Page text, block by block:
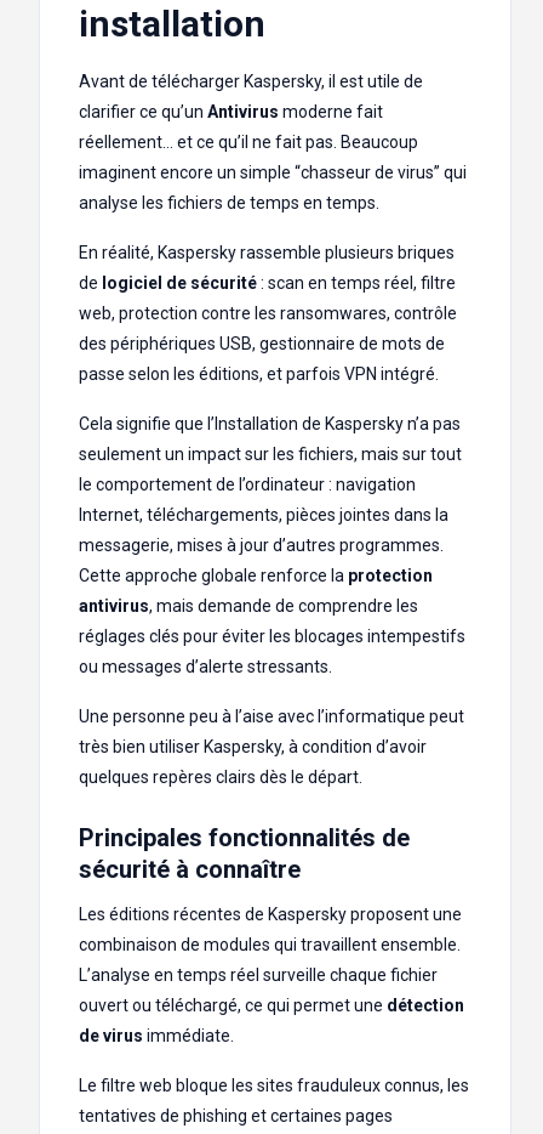
installation
Avant de télécharger Kaspersky, il est utile de
clarifier ce qu’un Antivirus moderne fait
réellement… et ce qu’il ne fait pas. Beaucoup
imaginent encore un simple “chasseur de virus” qui
analyse les fichiers de temps en temps.
En réalité, Kaspersky rassemble plusieurs briques
de logiciel de sécurité: scan en temps réel, filtre
web, protection contre les ransomwares, contrôle
des périphériques USB, gestionnaire de mots de
passe selon les éditions, et parfois VPN intégré.
Cela signifie que l’Installation de Kaspersky n’a pas
seulement un impact sur les fichiers, mais sur tout
le comportement de l’ordinateur : navigation
Internet, téléchargements, pièces jointes dans la
messagerie, mises à jour d’autres programmes.
Cette approche globale renforce la protection
antivirus, mais demande de comprendre les
réglages clés pour éviter les blocages intempestifs
ou messages d’alerte stressants.
Une personne peu à l’aise avec l’informatique peut
très bien utiliser Kaspersky, à condition d’avoir
quelques repères clairs dès le départ.
Principales fonctionnalités de
sécurité à connaître
Les éditions récentes de Kaspersky proposent une
combinaison de modules qui travaillent ensemble.
L’analyse en temps réel surveille chaque fichier
ouvert ou téléchargé, ce qui permet une détection
de virus immédiate.
Le filtre web bloque les sites frauduleux connus, les
tentatives de phishing et certaines pages